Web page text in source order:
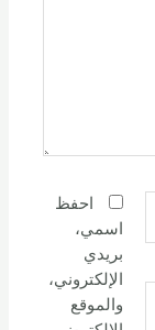
احفظ
اسمي،
بريدي
الإلكتروني،
والموقع